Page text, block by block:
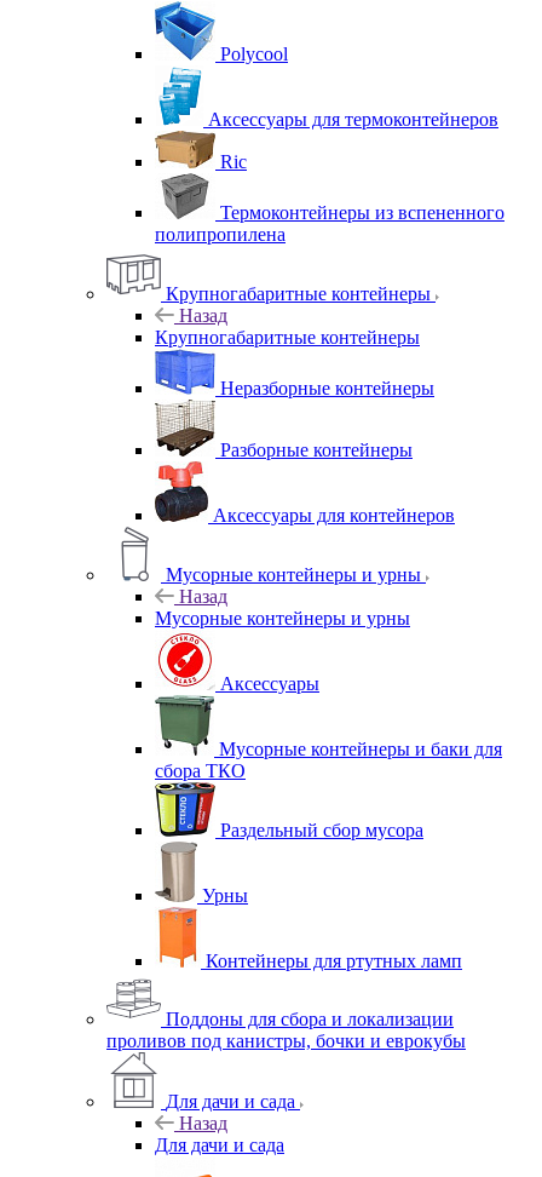
Polycool
Аксессуары для термоконтейнеров
Ric
Термоконтейнеры из вспененного
полипропилена
Крупногабаритные контейнеры
Назад
Крупногабаритные контейнеры
Неразборные контейнеры
Разборные контейнеры
Аксессуары для контейнеров
Мусорные контейнеры и урны
Назад
Мусорные контейнеры и урны
Аксессуары
Мусорные контейнеры и баки для
сбора ТКО
Раздельный сбор мусора
Урны
Контейнеры для ртутных ламп
Поддоны для сбора и локализации
проливов под канистры, бочки и еврокубы
Для дачи и сада
Назад
Для дачи и сада